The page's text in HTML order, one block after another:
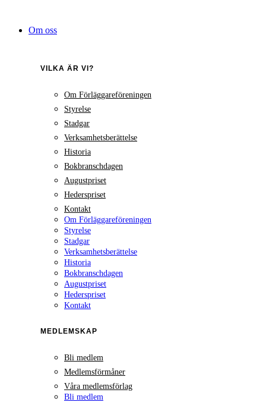
innehållOm oss
VILKA ÄR VI?
Om Förläggareföreningen
Styrelse
Stadgar
Verksamhetsberättelse
Historia
Bokbranschdagen
Augustpriset
Hederspriset
Kontakt
Om Förläggareföreningen
Styrelse
Stadgar
Verksamhetsberättelse
Historia
Bokbranschdagen
Augustpriset
Hederspriset
Kontakt
MEDLEMSKAP
Bli medlem
Medlemsförmåner
Våra medlemsförlag
Bli medlem